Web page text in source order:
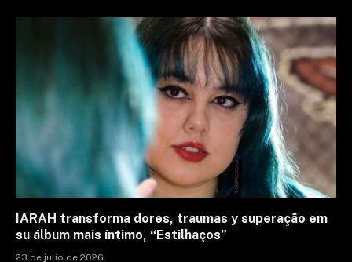
IARAH transforma dores, traumas y superação em
su álbum mais íntimo, “Estilhaços”
23 de julio de 2026